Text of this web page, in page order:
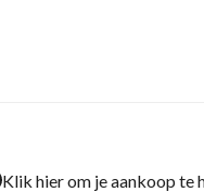
Klik hier om je aankoop te